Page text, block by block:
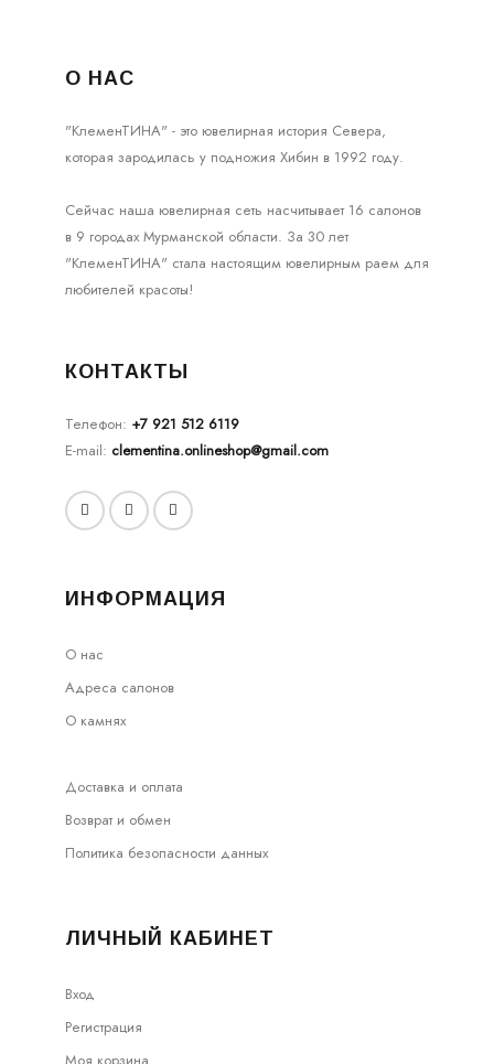
О НАС
"КлеменТИНА" - это ювелирная история Севера,
которая зародилась у подножия Хибин в 1992 году.
Сейчас наша ювелирная сеть насчитывает 16 салонов
в 9 городах Мурманской области. За 30 лет
"КлеменТИНА" стала настоящим ювелирным раем для
любителей красоты!
КОНТАКТЫ
Телефон: +7 921 512 6119
E-mail: clementina.onlineshop@gmail.com
ИНФОРМАЦИЯ
О нас
Адреса салонов
О камнях
Доставка и оплата
Возврат и обмен
Политика безопасности данных
ЛИЧНЫЙ КАБИНЕТ
Вход
Регистрация